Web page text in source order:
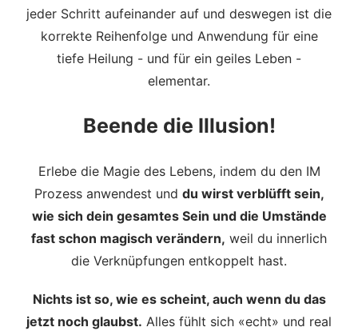
jeder Schritt aufeinander auf und deswegen ist die
korrekte Reihenfolge und Anwendung für eine
tiefe Heilung - und für ein geiles Leben -
elementar.
Beende die Illusion!
Erlebe die Magie des Lebens, indem du den IM
Prozess anwendest und du wirst verblüfft sein,
wie sich dein gesamtes Sein und die Umstände
fast schon magisch verändern, weil du innerlich
die Verknüpfungen entkoppelt hast.
Nichts ist so, wie es scheint, auch wenn du das
jetzt noch glaubst. Alles fühlt sich «echt» und real